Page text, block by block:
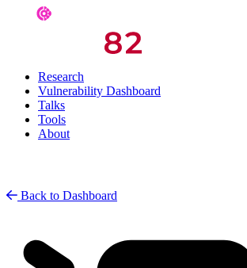
Research
Vulnerability Dashboard
Talks
Tools
About
Back to Dashboard